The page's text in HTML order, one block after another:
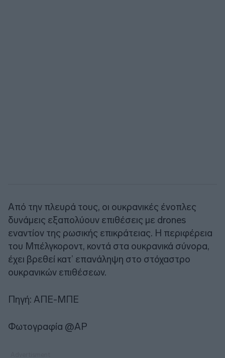
Από την πλευρά τους, οι ουκρανικές ένοπλες
δυνάμεις εξαπολύουν επιθέσεις με drones
εναντίον της ρωσικής επικράτειας. Η περιφέρεια
του Μπέλγκοροντ, κοντά στα ουκρανικά σύνορα,
έχει βρεθεί κατ’ επανάληψη στο στόχαστρο
ουκρανικών επιθέσεων.
Πηγή: ΑΠΕ-ΜΠΕ
Φωτογραφία @AP